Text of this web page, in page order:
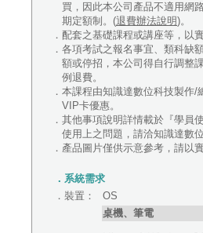
買，因此本公司產品不適用網
期定額制。(退費辦法說明)。
．配套之基礎課程或講座等，以
．各項考試之報名事宜、類科缺
額或停招，本公司得自行調整
例退費。
．本課程由知識達數位科技製作
VIP卡優惠。
．其他事項說明詳情載於『學員
使用上之問題，請洽知識達數
．產品圖片僅供示意參考，請以
．系統需求
．裝置：
OS
桌機、筆電